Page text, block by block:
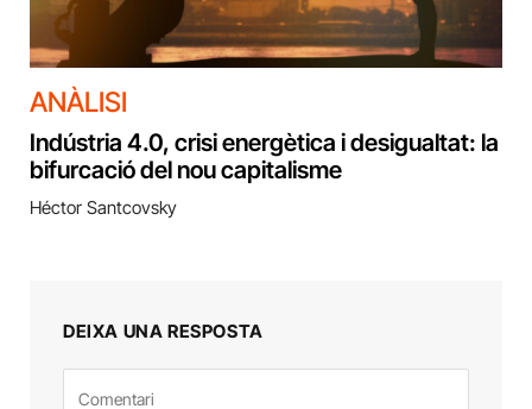
ANÀLISI
Indústria 4.0, crisi energètica i desigualtat: la
bifurcació del nou capitalisme
Héctor Santcovsky
DEIXA UNA RESPOSTA